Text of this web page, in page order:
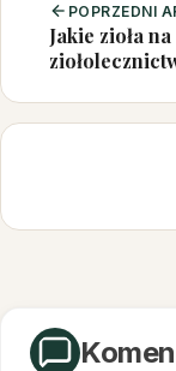
POPRZEDNI
Jakie zioła